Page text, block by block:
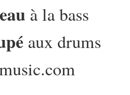
à la bass
aux drums